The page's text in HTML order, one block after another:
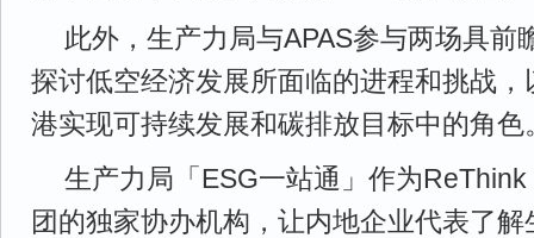
此外，生产力局与APAS参与两场具前
探讨低空经济发展所面临的进程和挑战
港实现可持续发展和碳排放目标中的角色
生产力局「ESG一站通」作为
团的独家协办机构，让内地企业代表了